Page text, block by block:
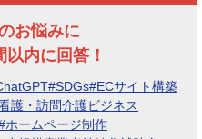
お悩みに
内に回答！
#SDGs#ECサイト構築
護・訪問介護ビジネス
ホームページ制作